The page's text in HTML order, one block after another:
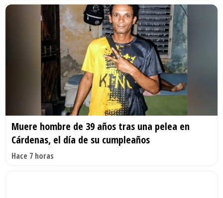
Muere hombre de 39 años tras una pelea en
Cárdenas, el día de su cumpleaños
Hace 7 horas